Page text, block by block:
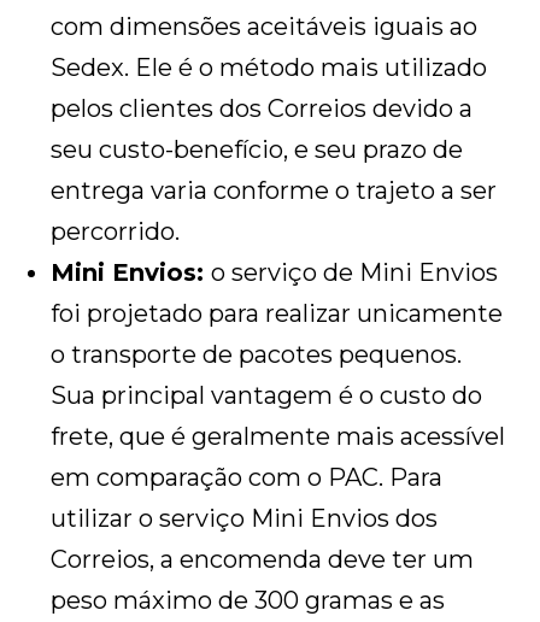
com dimensões aceitáveis iguais ao
Sedex. Ele é o método mais utilizado
pelos clientes dos Correios devido a
seu custo-benefício, e seu prazo de
entrega varia conforme o trajeto a ser
percorrido.
Mini Envios: o serviço de Mini Envios
foi projetado para realizar unicamente
o transporte de pacotes pequenos.
Sua principal vantagem é o custo do
frete, que é geralmente mais acessível
em comparação com o PAC. Para
utilizar o serviço Mini Envios dos
Correios, a encomenda deve ter um
peso máximo de 300 gramas e as